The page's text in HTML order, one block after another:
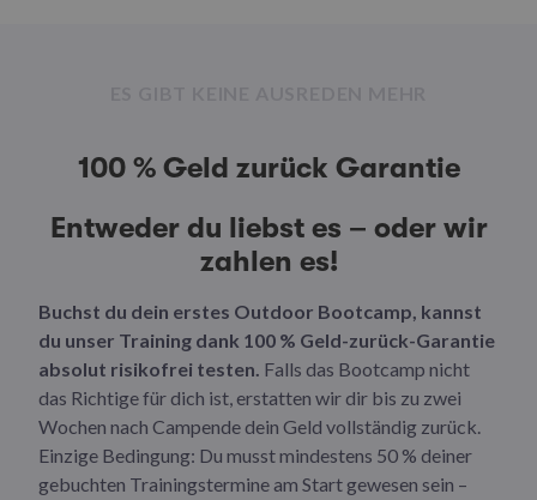
100 % Geld zurück Garantie
Entweder du liebst es – oder wir
zahlen es!
Buchst du dein erstes Outdoor Bootcamp, kannst
du unser Training dank 100 % Geld-zurück-Garantie
absolut risikofrei testen. Falls das Bootcamp nicht
das Richtige für dich ist, erstatten wir dir bis zu zwei
Wochen nach Campende dein Geld vollständig zurück.
Einzige Bedingung: Du musst mindestens 50 % deiner
gebuchten Trainingstermine am Start gewesen sein –